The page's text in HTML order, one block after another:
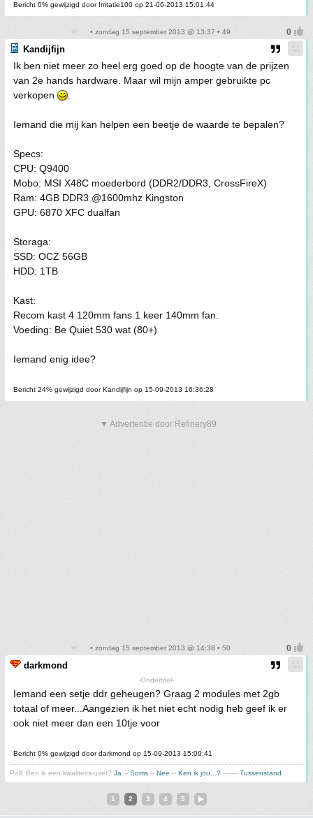
Bericht 6% gewijzigd door Irritatie100 op 21-06-2013 15:01:44
• zondag 15 september 2013 @ 13:37 • 49
Kandijfijn
Ik ben niet meer zo heel erg goed op de hoogte van de prijzen
van 2e hands hardware. Maar wil mijn amper gebruikte pc
verkopen
Iemand die mij kan helpen een beetje de waarde te bepalen?
Specs:
CPU: Q9400
Mobo: MSI X48C moederbord (DDR2/DDR3, CrossFireX)
Ram: 4GB DDR3 @1600mhz Kingston
GPU: 6870 XFC dualfan
Storaga:
SSD: OCZ 56GB
HDD: 1TB
Kast:
Recom kast 4 120mm fans 1 keer 140mm fan.
Voeding: Be Quiet 530 wat (80+)
Iemand enig idee?
Bericht 24% gewijzigd door Kandijfijn op 15-09-2013 16:36:28
▼ Advertentie door Refinery89
• zondag 15 september 2013 @ 14:38 • 50
darkmond
-Ondertitel-
Iemand een setje ddr geheugen? Graag 2 modules met 2gb
totaal of meer...Aangezien ik het niet echt nodig heb geef ik er
ook niet meer dan een 10tje voor
Bericht 0% gewijzigd door darkmond op 15-09-2013 15:09:41
Poll: Ben ik een kwaliteits-user? Ja -- Soms -- Nee -- Ken ik jou...? ------- Tussenstand
1 2 3 4 5